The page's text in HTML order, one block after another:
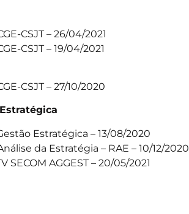
CSJT – 26/04/2021
CSJT – 19/04/2021
CSJT – 27/10/2020
Estratégica – 13/08/2020
da Estratégia – RAE – 10/12/2020
SECOM AGGEST – 20/05/2021